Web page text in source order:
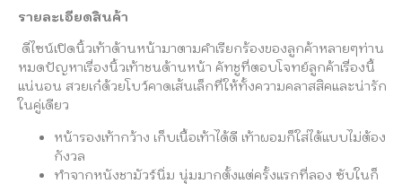
รายละเอียดสินค้า
ดีไซน์เปิดนิ้วเท้าด้านหน้ามาตามคำเรียกร้องของลูกค้าหลายๆท่าน
หมดปัญหาเรื่องนิ้วเท้าชนด้านหน้า คัทชูที่ตอบโจทย์ลูกค้าเรื่องนี้
แน่นอน สวยเก๋ด้วยโบว์คาดเส้นเล็กที่ให้ทั้งความคลาสสิคและน่ารัก
ในคู่เดียว
หน้ารองเท้ากว้าง เก็บเนื้อเท้าได้ดี เท้าผอมก็ใส่ได้แบบไม่ต้อง
กังวล
ทำจากหนังชามัวร์นิ่ม นุ่มมากตั้งแต่ครั้งแรกที่ลอง ซับในก็